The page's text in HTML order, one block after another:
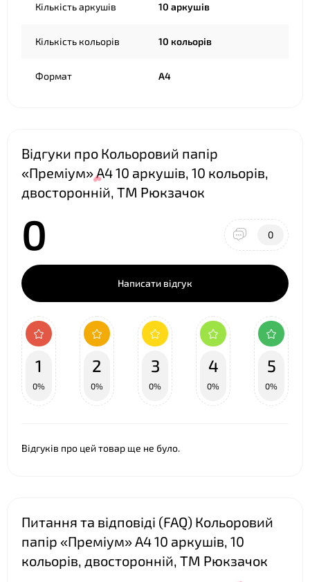
Кількість аркушів 10 аркушів
Кількість кольорів 10 кольорів
Формат А4
Відгуки про Кольоровий папір
«Преміум» А4 10 аркушів, 10 кольорів,
двосторонній, ТМ Рюкзачок
0 0
Написати відгук
1
0%
2
0%
3
0%
4
0%
5
0%
Відгуків про цей товар ще не було.
Питання та відповіді (FAQ) Кольоровий
папір «Преміум» А4 10 аркушів, 10
кольорів, двосторонній, ТМ Рюкзачок
❤